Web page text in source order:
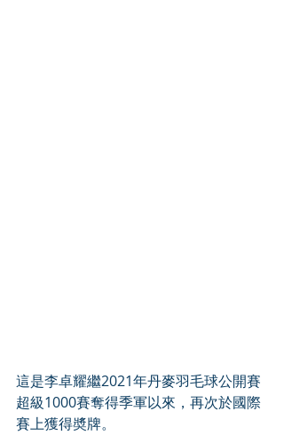
這是李卓耀繼2021年丹麥羽毛球公開賽
超級1000賽奪得季軍以來，再次於國際
賽上獲得奬牌。